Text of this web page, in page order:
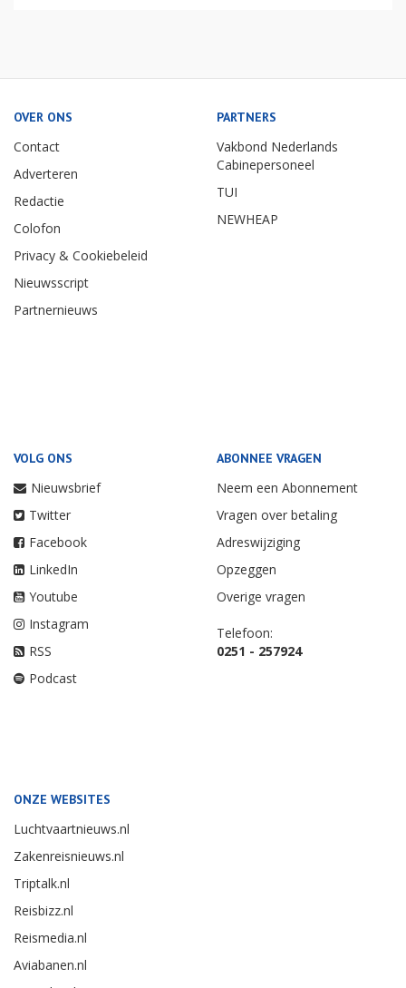
OVER ONS
Contact
Adverteren
Redactie
Colofon
Privacy & Cookiebeleid
Nieuwsscript
Partnernieuws
PARTNERS
Vakbond Nederlands
Cabinepersoneel
TUI
NEWHEAP
VOLG ONS
Nieuwsbrief
Twitter
Facebook
LinkedIn
Youtube
Instagram
RSS
Podcast
ABONNEE VRAGEN
Neem een Abonnement
Vragen over betaling
Adreswijziging
Opzeggen
Overige vragen
Telefoon:
0251 - 257924
ONZE WEBSITES
Luchtvaartnieuws.nl
Zakenreisnieuws.nl
Triptalk.nl
Reisbizz.nl
Reismedia.nl
Aviabanen.nl